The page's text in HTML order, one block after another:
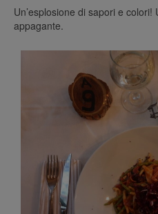
Un’esplosione di sapori e
appagante.